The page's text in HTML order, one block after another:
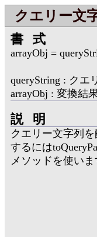
クエリー文
書式
arrayObj =
queryString : クエ
arrayObj : 変換結
説明
クエリー文字列
するには
メソッドを使いま